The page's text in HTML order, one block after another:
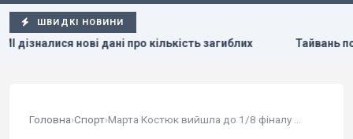
ШВИДКІ НОВИНИ
загиблих Тайвань показав під час
Головна›Спорт›